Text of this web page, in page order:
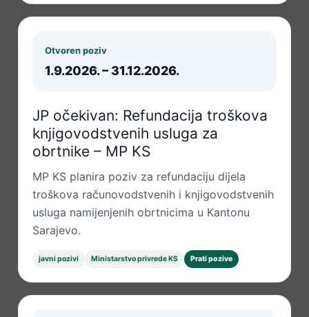
Otvoren poziv
1.9.2026. – 31.12.2026.
JP očekivan: Refundacija troškova
knjigovodstvenih usluga za
obrtnike – MP KS
MP KS planira poziv za refundaciju dijela
troškova računovodstvenih i knjigovodstvenih
usluga namijenjenih obrtnicima u Kantonu
Sarajevo.
javni pozivi Ministarstvo privrede KS Prati pozive